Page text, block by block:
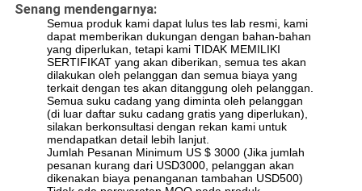
Senang mendengarnya:
Semua produk kami dapat lulus tes lab resmi, kami
dapat memberikan dukungan dengan bahan-bahan
yang diperlukan, tetapi kami TIDAK MEMILIKI
SERTIFIKAT yang akan diberikan, semua tes akan
dilakukan oleh pelanggan dan semua biaya yang
terkait dengan tes akan ditanggung oleh pelanggan.
Semua suku cadang yang diminta oleh pelanggan
(di luar daftar suku cadang gratis yang diperlukan),
silakan berkonsultasi dengan rekan kami untuk
mendapatkan detail lebih lanjut.
Jumlah Pesanan Minimum US $ 3000 (Jika jumlah
pesanan kurang dari USD3000, pelanggan akan
dikenakan biaya penanganan tambahan USD500)